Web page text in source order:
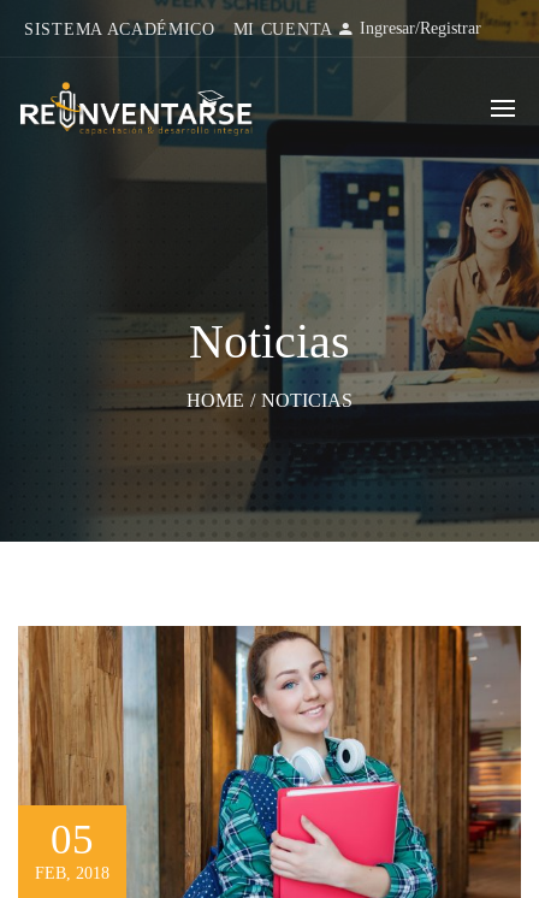
SISTEMA ACADÉMICO MI CUENTA Ingresar/Registrar
Noticias
HOME / NOTICIAS
05
FEB, 2018